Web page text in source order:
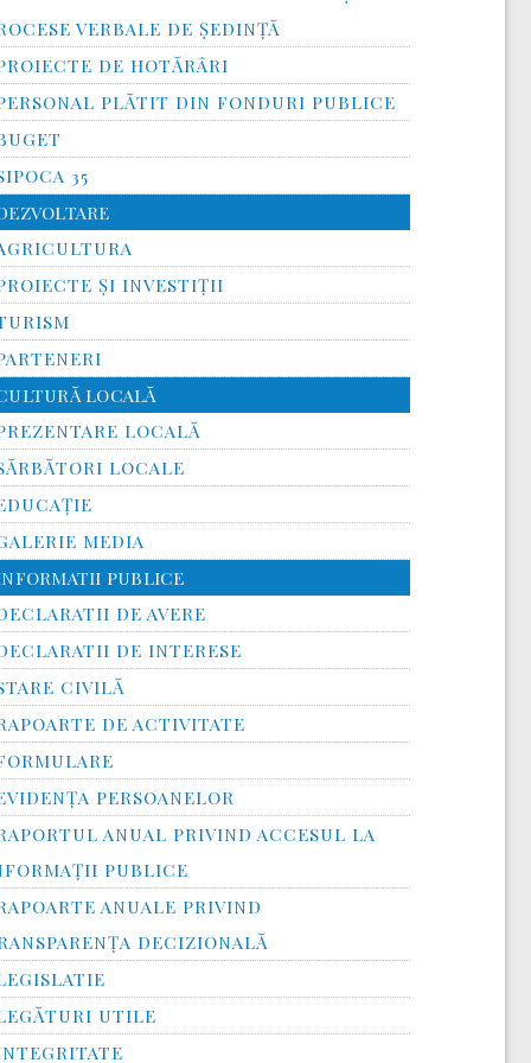
VERBALE DE ȘEDINȚĂ
DE HOTĂRÂRI
PLĂTIT DIN FONDURI PUBLICE
35
ȘI INVESTIȚII
LOCALĂ
LOCALĂ
LOCALE
MEDIA
PUBLICE
DE AVERE
DE INTERESE
CIVILĂ
DE ACTIVITATE
PERSOANELOR
ANUAL PRIVIND ACCESUL LA
PUBLICE
ANUALE PRIVIND
DECIZIONALĂ
UTILE